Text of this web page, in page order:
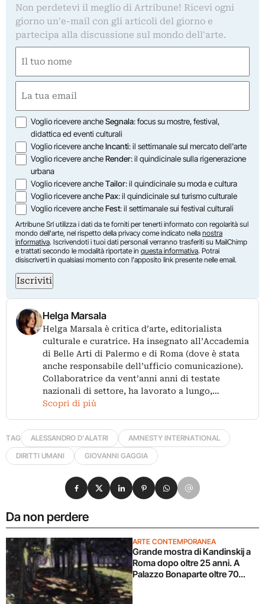
Non perdetevi il meglio di Artribune! Ricevi ogni
giorno un'e-mail con gli articoli del giorno e
partecipa alla discussione sul mondo dell'arte.
(Required)
First
(Required)
Opzioni
Voglio ricevere ancheSegnala: focus su mostre, festival,
didattica ed eventi culturali
Voglio ricevere ancheIncanti: il settimanale sul mercato dell'arte
Voglio ricevere ancheRender: il quindicinale sulla rigenerazione
urbana
Voglio ricevere ancheTailor: il quindicinale su moda e cultura
Voglio ricevere anchePax: il quindicinale sul turismo culturale
Voglio ricevere ancheFest: il settimanale sui festival culturali
Artribune Srl utilizza i dati da te forniti per tenerti informato con regolarità sul
mondo dell'arte, nel rispetto della privacy come indicato nella nostra
informativa. Iscrivendoti i tuoi dati personali verranno trasferiti su MailChimp
e trattati secondo le modalità riportate in questa informativa. Potrai
disiscriverti in qualsiasi momento con l'apposito link presente nelle email.
Iscriviti
Helga Marsala
Helga Marsala è critica d’arte, editorialista
culturale e curatrice. Ha insegnato all’Accademia
di Belle Arti di Palermo e di Roma (dove è stata
anche responsabile dell’ufficio comunicazione).
Collaboratrice da vent’anni anni di testate
nazionali di settore, ha lavorato a lungo,…
Scopri di più
TAG ALESSANDRO D'ALATRI
AMNESTY INTERNATIONAL
DIRITTI UMANI
GIOVANNI GAGGIA
Da non perdere
ARTE CONTEMPORANEA
Grande mostra di Kandinskij a
Roma dopo oltre 25 anni. A
Palazzo Bonaparte oltre 70
Condividi su Facebook
Condividi su X
Condividi su LinkedIn
Condividi su Pinterest
Condividi su WhatsApp
Condividi su Email